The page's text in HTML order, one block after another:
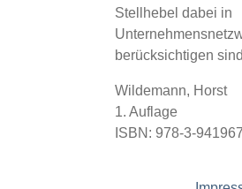
Stellhebel dabei in
berücksichtigen
Wildemann, Horst
1. Auflage
ISBN: 978-3-